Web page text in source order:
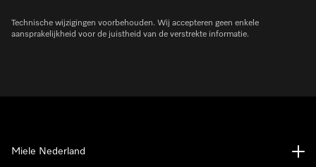
Technische wijzigingen voorbehouden. Wij accepteren geen enkele
aansprakelijkheid voor de juistheid van de verstrekte informatie.
Miele Nederland